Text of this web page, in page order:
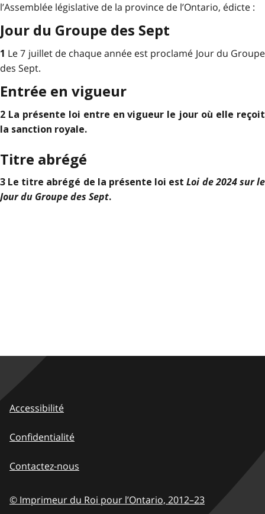
l’Assemblée législative de la province de l’Ontario, édicte :
Jour du Groupe des Sept
1 Le 7 juillet de chaque année est proclamé Jour du Groupe
des Sept.
Entrée en vigueur
2 La présente loi entre en vigueur le jour où elle reçoit
la sanction royale.
Titre abrégé
3 Le titre abrégé de la présente loi estLoi de 2024 sur le
Jour du Groupe des Sept.
Accessibilité
Confidentialité
Contactez-nous
© Imprimeur du Roi pour l’Ontario, 2012–23